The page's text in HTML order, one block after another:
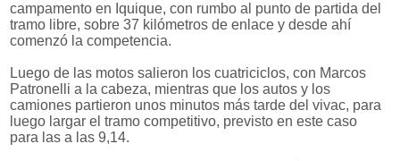
campamento en Iquique, con rumbo al punto de partida del
tramo libre, sobre 37 kilómetros de enlace y desde ahí
comenzó la competencia.
Luego de las motos salieron los cuatriciclos, con Marcos
Patronelli a la cabeza, mientras que los autos y los
camiones partieron unos minutos más tarde del vivac, para
luego largar el tramo competitivo, previsto en este caso
para las a las 9,14.